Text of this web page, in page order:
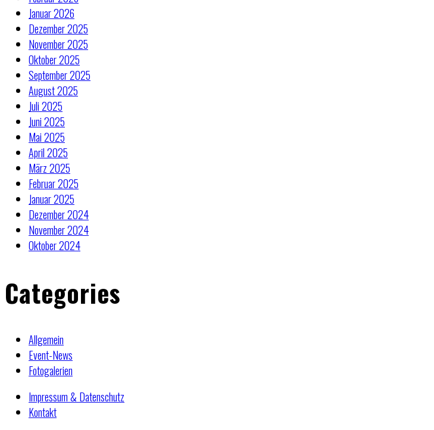
Januar 2026
Dezember 2025
November 2025
Oktober 2025
September 2025
August 2025
Juli 2025
Juni 2025
Mai 2025
April 2025
März 2025
Februar 2025
Januar 2025
Dezember 2024
November 2024
Oktober 2024
Categories
Allgemein
Event-News
Fotogalerien
Impressum & Datenschutz
Kontakt